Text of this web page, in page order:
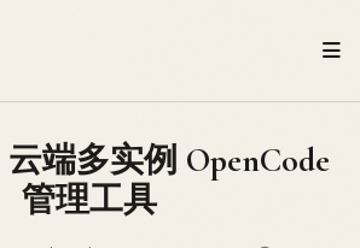
云端多实例 OpenCode
管理工具